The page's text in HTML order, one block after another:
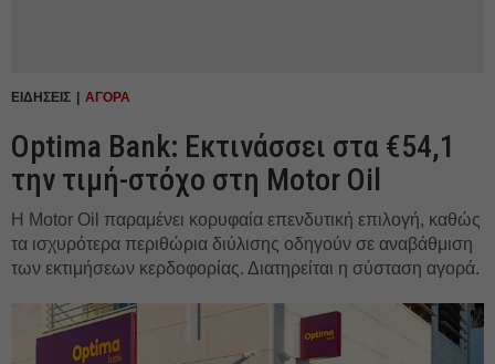
ΕΙΔΗΣΕΙΣ ΑΓΟΡΑ
Optima Bank: Εκτινάσσει στα €54,1
την τιμή-στόχο στη Motor Oil
Η Motor Oil παραμένει κορυφαία επενδυτική επιλογή, καθώς
τα ισχυρότερα περιθώρια διύλισης οδηγούν σε αναβάθμιση
των εκτιμήσεων κερδοφορίας. Διατηρείται η σύσταση αγορά.